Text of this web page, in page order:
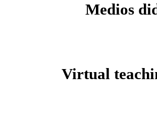
Medios
Virtual